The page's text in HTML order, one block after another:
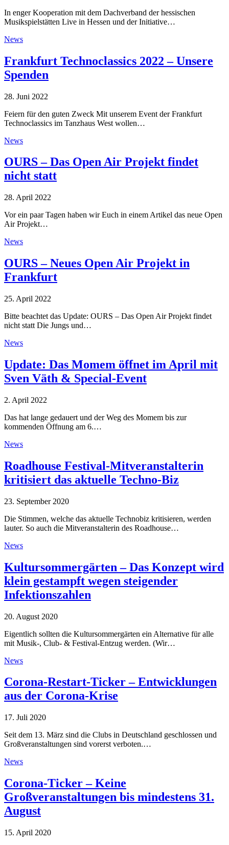
In enger Kooperation mit dem Dachverband der hessischen
Musikspielstätten Live in Hessen und der Initiative…
News
Frankfurt Technoclassics 2022 – Unsere
Spenden
28. Juni 2022
Feiern für den guten Zweck Mit unserem Event der Frankfurt
Technoclassics im Tanzhaus West wollen…
News
OURS – Das Open Air Projekt findet
nicht statt
28. April 2022
Vor ein paar Tagen haben wir Euch in einem Artikel das neue Open
Air Projekt…
News
OURS – Neues Open Air Projekt in
Frankfurt
25. April 2022
Bitte beachtet das Update: OURS – Das Open Air Projekt findet
nicht statt Die Jungs und…
News
Update: Das Momem öffnet im April mit
Sven Väth & Special-Event
2. April 2022
Das hat lange gedauert und der Weg des Momem bis zur
kommenden Öffnung am 6.…
News
Roadhouse Festival-Mitveranstalterin
kritisiert das aktuelle Techno-Biz
23. September 2020
Die Stimmen, welche das aktuelle Technobiz kritisieren, werden
lauter. So auch die Mitveranstalterin des Roadhouse…
News
Kultursommergärten – Das Konzept wird
klein gestampft wegen steigender
Infektionszahlen
20. August 2020
Eigentlich sollten die Kultursommergärten ein Alternative für alle
mit Musik-, Club- & Festival-Entzug werden. (Wir…
News
Corona-Restart-Ticker – Entwicklungen
aus der Corona-Krise
17. Juli 2020
Seit dem 13. März sind die Clubs in Deutschland geschlossen und
Großveranstaltungen sind vorerst verboten.…
News
Corona-Ticker – Keine
Großveranstaltungen bis mindestens 31.
August
15. April 2020